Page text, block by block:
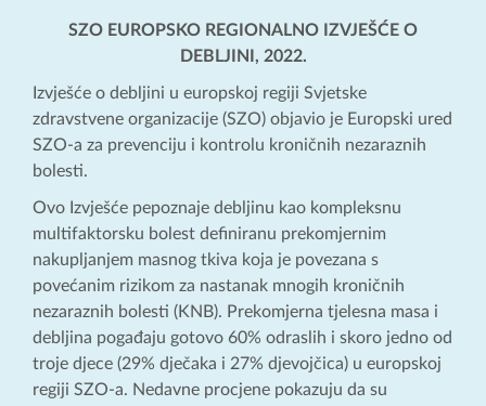
SZO EUROPSKO REGIONALNO IZVJEŠĆE O
DEBLJINI, 2022.
Izvješće o debljini u europskoj regiji Svjetske
zdravstvene organizacije (SZO) objavio je Europski ured
SZO-a za prevenciju i kontrolu kroničnih nezaraznih
bolesti.
Ovo Izvješće pepoznaje debljinu kao kompleksnu
multifaktorsku bolest definiranu prekomjernim
nakupljanjem masnog tkiva koja je povezana s
povećanim rizikom za nastanak mnogih kroničnih
nezaraznih bolesti (KNB). Prekomjerna tjelesna masa i
debljina pogađaju gotovo 60% odraslih i skoro jedno od
troje djece (29% dječaka i 27% djevojčica) u europskoj
regiji SZO-a. Nedavne procjene pokazuju da su